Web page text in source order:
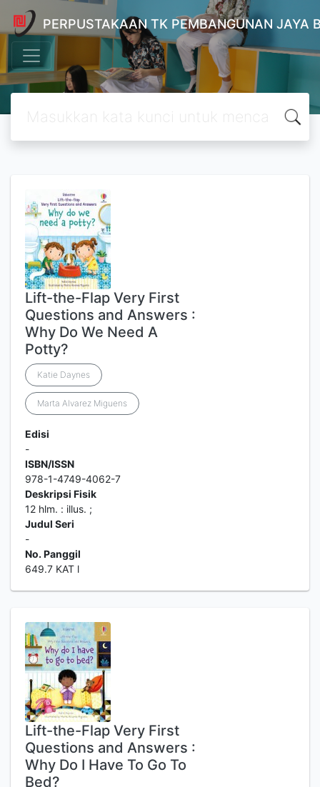
PERPUSTAKAAN TK PEMBANGUNAN JAYA
Lift-the-Flap Very First
Questions and Answers :
Why Do We Need A
Potty?
Katie Daynes
Marta Alvarez Miguens
Edisi
-
ISBN/ISSN
978-1-4749-4062-7
Deskripsi Fisik
12 hlm. : illus. ;
Judul Seri
-
No. Panggil
649.7 KAT l
Lift-the-Flap Very First
Questions and Answers :
Why Do I Have To Go To
Bed?